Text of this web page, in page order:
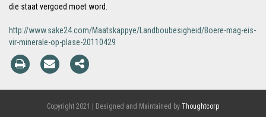
die staat vergoed moet word.
http://www.sake24.com/Maatskappye/Landboubesigheid/Boere-mag-eis-
vir-minerale-op-plase-20110429
Copyright 2021 | Designed and Maintained by Thoughtcorp